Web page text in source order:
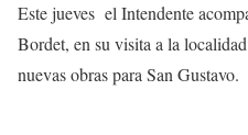
Este jueves el Intendente
Bordet, en su visita a la
nuevas obras para San Gustavo.